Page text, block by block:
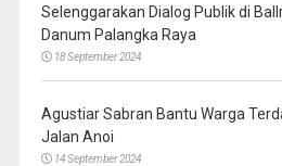
Selenggarakan Dialog Publik di
Danum Palangka Raya
18 September 2024
Agustiar Sabran Bantu Warga
Jalan Anoi
14 September 2024